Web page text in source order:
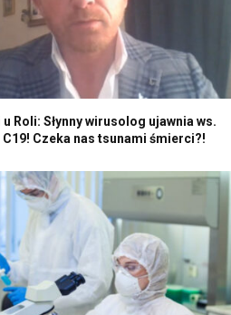
Roli: Słynny wirusolog ujawnia ws.
Czeka nas tsunami śmierci?!